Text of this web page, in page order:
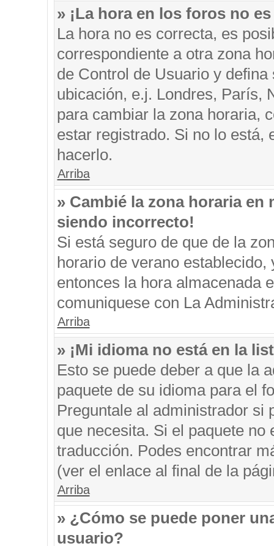
» ¡La hora en los foros no
La hora no es correcta, es
correspondiente a otra zona
de Control de Usuario y
ubicación, e.j. Londres, París,
para cambiar la zona horaria,
estar registrado. Si no lo está,
hacerlo.
Arriba
» Cambié la zona horaria
siendo incorrecto!
Si está seguro de que de la
horario de verano
entonces la hora almacenada
comuniquese con La
Arriba
» ¡Mi idioma no está en la
Esto se puede deber a que la
paquete de su idioma para el
Preguntale al administrador si
que necesita. Si el paquete
traducción. Podes encontrar
(ver el enlace al final de la
Arriba
» ¿Cómo se puede poner
usuario?